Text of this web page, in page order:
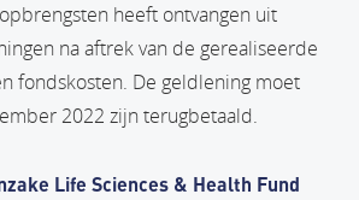
heeft ontvangen uit
na aftrek van de gerealiseerde
fondskosten. De geldlening moet
2022 zijn terugbetaald.
Life Sciences & Health Fund